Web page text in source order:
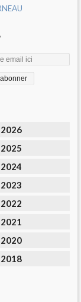
2026
2025
2024
2023
2022
2021
2020
2018